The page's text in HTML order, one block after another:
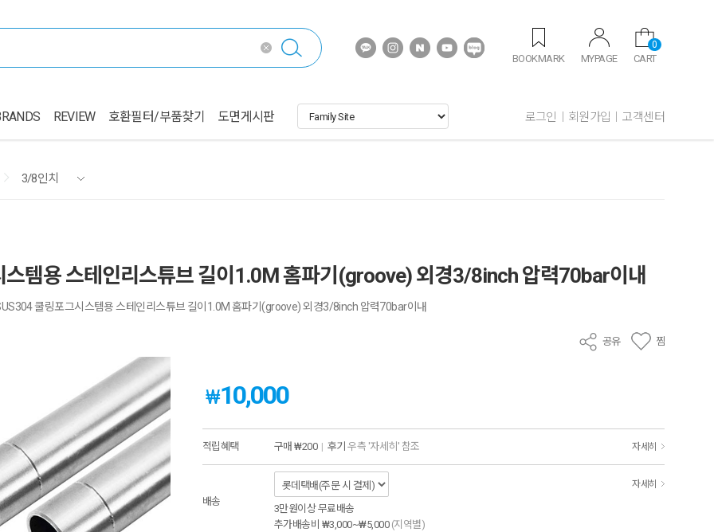
BOOKMARK MYPAGE CART
0
REVIEW 호환필터/부품찾기 도면게시판 로그인 회원가입 고객센터
3/8인치
템용 스테인리스튜브 길이1.0M 홈파기(groove) 외경3/8inch 압력70bar이내
쿨링포그시스템용 스테인리스튜브 길이1.0M 홈파기(groove) 외경3/8inch 압력70bar이내
공유 찜
₩10,000
적립혜택 구매 ₩200 | 후기 우측 '자세히' 참조 자세히
배송
자세히
3만원이상 무료배송
추가배송비 ₩3,000~₩5,000 (지역별)